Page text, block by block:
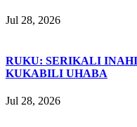
Jul 28, 2026
RUKU: SERIKALI
KUKABILI UHABA
Jul 28, 2026